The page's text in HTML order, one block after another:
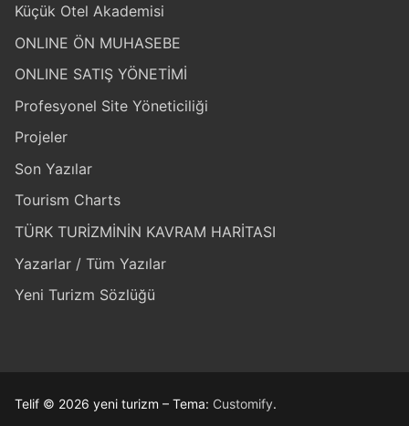
Küçük Otel Akademisi
ONLINE ÖN MUHASEBE
ONLINE SATIŞ YÖNETİMİ
Profesyonel Site Yöneticiliği
Projeler
Son Yazılar
Tourism Charts
TÜRK TURİZMİNİN KAVRAM HARİTASI
Yazarlar / Tüm Yazılar
Yeni Turizm Sözlüğü
Telif © 2026 yeni turizm – Tema: Customify.